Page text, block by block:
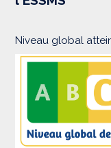
i
Niveau global